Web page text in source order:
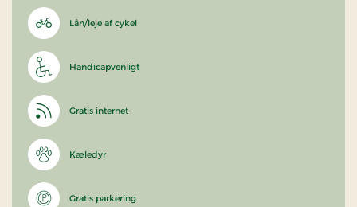
Lån/leje af cykel
Handicapvenligt
Gratis internet
Kæledyr
Gratis parkering